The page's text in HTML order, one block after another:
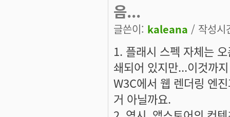
음...
글쓴이: kaleana / 작성
1. 플래시 스펙 자체는
쇄되어 있지만...이것까
W3C에서 웹 렌더링 엔
거 아닐까요.